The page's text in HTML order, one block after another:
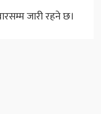
जारी रहने छ।